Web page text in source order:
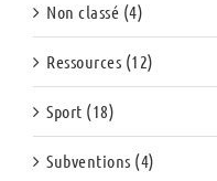
Non classé (4)
Ressources (12)
Sport (18)
Subventions (4)